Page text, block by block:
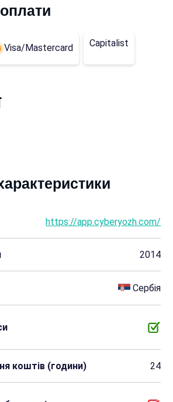
Visa/Mastercard Capitalist
https://app.cyberyozh.com/
2014
Сербія
коштів (години) 24